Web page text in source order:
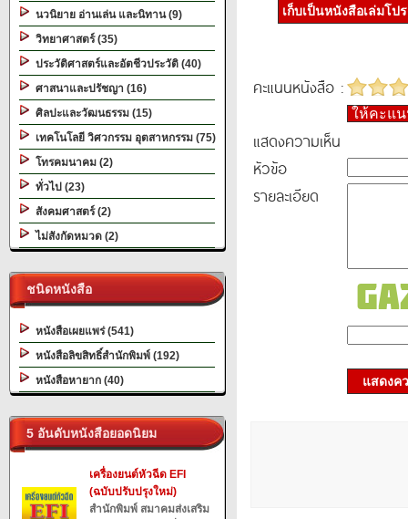
นวนิยาย อ่านเล่น และนิทาน (9)
วิทยาศาสตร์ (35)
ประวัติศาสตร์และอัตชีวประวัติ (40)
ศาสนาและปรัชญา (16)
ศิลปะและวัฒนธรรม (15)
เทคโนโลยี วิศวกรรม อุตสาหกรรม (75)
โทรคมนาคม (2)
ทั่วไป (23)
สังคมศาสตร์ (2)
ไม่สังกัดหมวด (2)
ชนิดหนังสือ
หนังสือเผยแพร่ (541)
หนังสือลิขสิทธิ์สำนักพิมพ์ (192)
หนังสือหายาก (40)
5 อันดับหนังสือยอดนิยม
เครื่องยนต์หัวฉีด EFI
(ฉบับปรับปรุงใหม่)
สำนักพิมพ์ สมาคมส่งเสริม
เก็บเป็นหนังสือเล่มโป
คะแนนหนังสือ :
ให้คะแ
แสดงความเห็น
หัวข้อ
รายละเอียด
แสดงค